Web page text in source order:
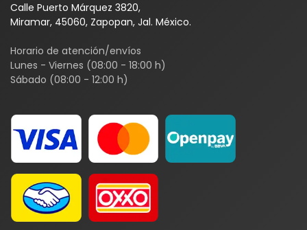
Calle Puerto Márquez 3820,
Miramar, 45060, Zapopan, Jal. México.
Horario de atención/envíos
Lunes - Viernes (08:00 - 18:00 h)
Sábado (08:00 - 12:00 h)